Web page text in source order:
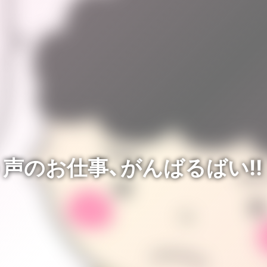
のお仕事、がんばるば